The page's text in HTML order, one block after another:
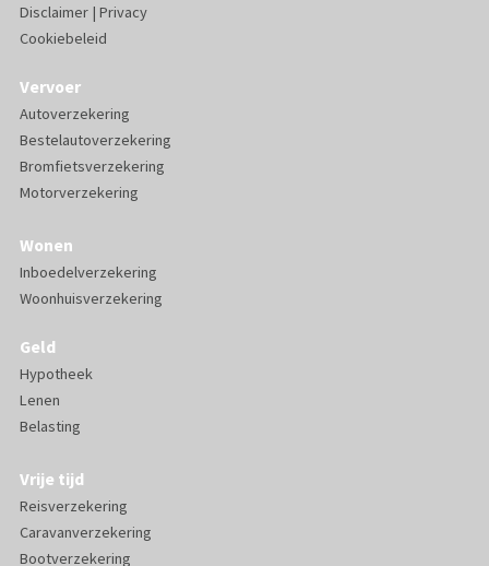
Disclaimer| Privacy
Cookiebeleid
Vervoer
Autoverzekering
Bestelautoverzekering
Bromfietsverzekering
Motorverzekering
Wonen
Inboedelverzekering
Woonhuisverzekering
Geld
Hypotheek
Lenen
Belasting
Vrije tijd
Reisverzekering
Caravanverzekering
Bootverzekering